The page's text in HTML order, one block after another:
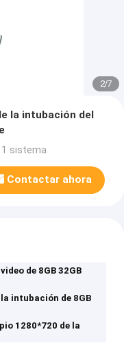
2/7
la intubación del
1 sistema
Contactar ahora
de 8GB 32GB
intubación de 8GB
1280*720 de la